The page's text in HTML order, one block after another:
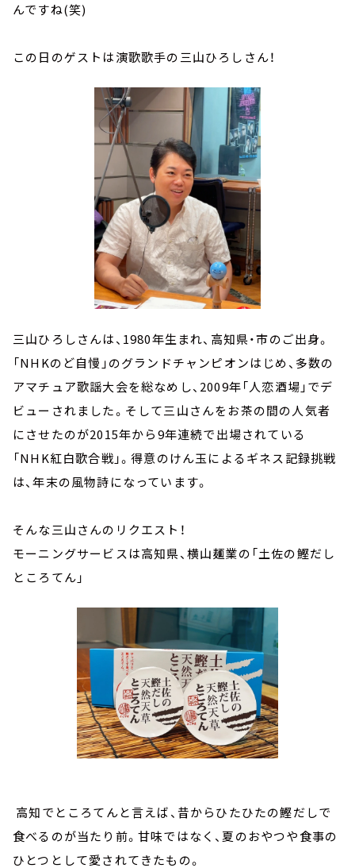
んですね(笑)
この日のゲストは演歌歌手の三山ひろしさん！
三山ひろしさんは、1980年生まれ、高知県・市のご出身。
「NHKのど自慢」のグランドチャンピオンはじめ、多数の
アマチュア歌謡大会を総なめし、2009年「人恋酒場」でデ
ビューされました。そして三山さんをお茶の間の人気者
にさせたのが2015年から9年連続で出場されている
「NHK紅白歌合戦」。得意のけん玉によるギネス記録挑戦
は、年末の風物詩になっています。
そんな三山さんのリクエスト！
モーニングサービスは高知県、横山麺業の「土佐の鰹だし
ところてん」
高知でところてんと言えば、昔からひたひたの鰹だしで
食べるのが当たり前。甘味ではなく、夏のおやつや食事の
ひとつとして愛されてきたもの。